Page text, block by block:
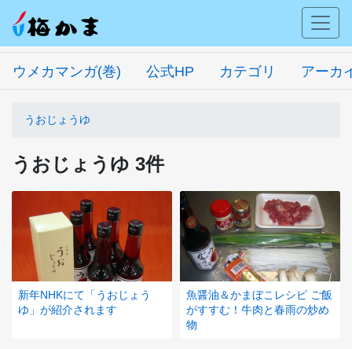
ウメカマンガ(巻) 公式HP カテゴリ アーカ
うおじょうゆ
うおじょうゆ 3件
新年NHKにて「うおじょう
ゆ」が紹介されます
魚醤油＆かまぼこレシピ ご飯
がすすむ！牛肉と春雨の炒め
物